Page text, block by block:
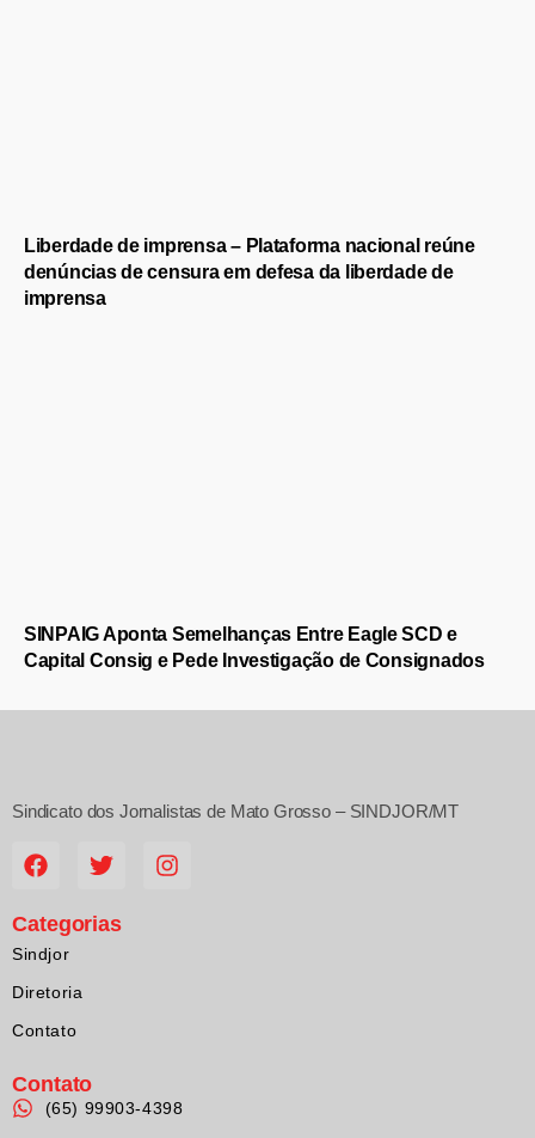
Liberdade de imprensa – Plataforma nacional reúne
denúncias de censura em defesa da liberdade de
imprensa
SINPAIG Aponta Semelhanças Entre Eagle SCD e
Capital Consig e Pede Investigação de Consignados
Sindicato dos Jornalistas de Mato Grosso – SINDJOR/MT
Categorias
Sindjor
Diretoria
Contato
Contato
(65) 99903-4398